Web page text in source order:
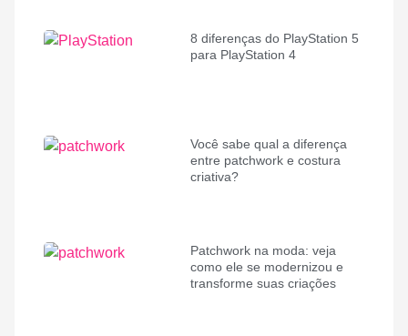
8 diferenças do PlayStation 5
para PlayStation 4
Você sabe qual a diferença
entre patchwork e costura
criativa?
Patchwork na moda: veja
como ele se modernizou e
transforme suas criações